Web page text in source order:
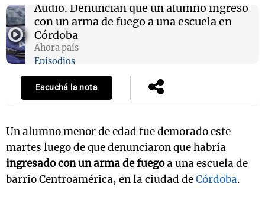
Audio. Denuncian que un alumno ingresó
con un arma de fuego a una escuela en
Córdoba
Ahora país
Episodios
Escuchá la nota
Un alumno menor de edad fue demorado este
martes luego de que denunciaron que habría
ingresado con un arma de fuegoa una escuela de
barrio Centroamérica, en la ciudad deCórdoba.